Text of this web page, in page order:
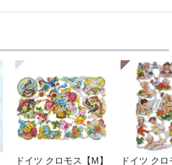
ドイツ クロモス【M】
ドイツ ク